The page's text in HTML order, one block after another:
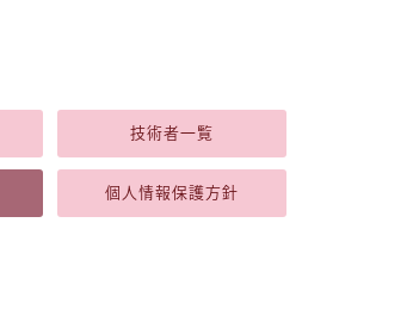
技術者一覧
個人情報保護方針